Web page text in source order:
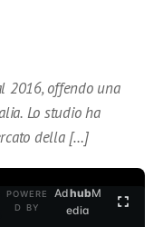
2016, offendo una
Lo studio ha
della […]
POWERE
D BY
AdhubM
edia